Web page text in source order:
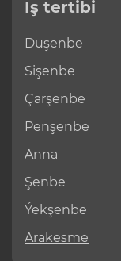
Iş tertibi
Duşenbe
Sişenbe
Çarşenbe
Penşenbe
Anna
Şenbe
Ýekşenbe
Arakesme